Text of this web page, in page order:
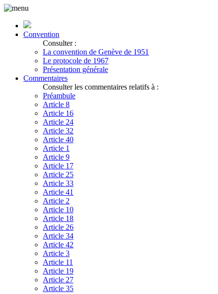
Convention
Consulter :
La convention de Genève de 1951
Le protocole de 1967
Présentation générale
Commentaires
Consulter les commentaires relatifs à :
Préambule
Article 8
Article 16
Article 24
Article 32
Article 40
Article 1
Article 9
Article 17
Article 25
Article 33
Article 41
Article 2
Article 10
Article 18
Article 26
Article 34
Article 42
Article 3
Article 11
Article 19
Article 27
Article 35